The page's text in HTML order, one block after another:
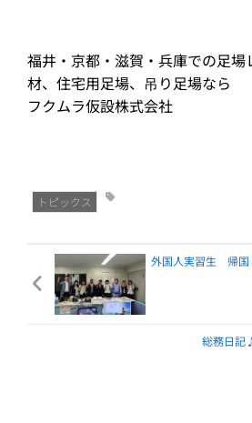
福井・京都・滋賀・兵庫での足場
材、住宅用足場、吊り足場なら
フクムラ仮設株式会社
トピックス
外国人実習生 帰国
総務日記